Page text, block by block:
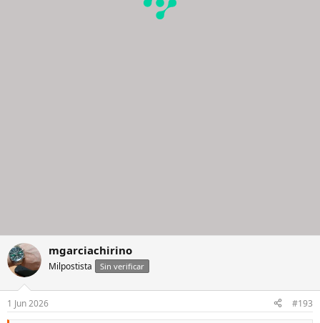
mgarciachirino
Milpostista Sin verificar
1 Jun 2026 #193